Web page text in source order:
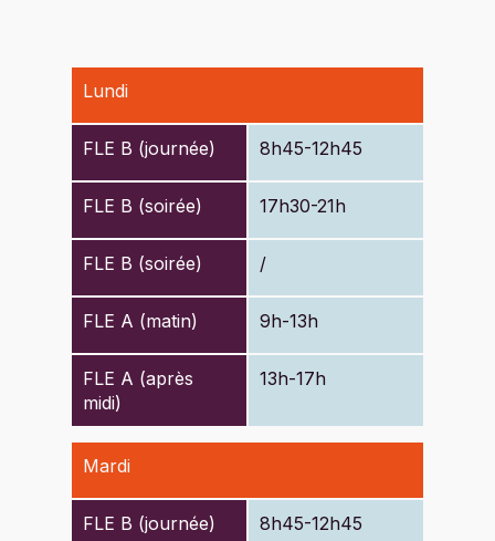
FLE B (journée)
FLE B (soirée)
FLE B (soirée)
FLE A (matin)
FLE A (après
midi)
Lundi
8h45-12h45
17h30-21h
/
9h-13h
13h-17h
FLE B (journée)
Mardi
8h45-12h45